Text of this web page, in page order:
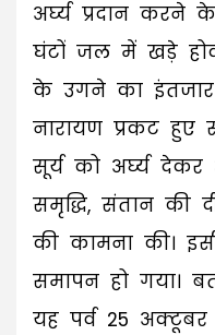
अर्घ्य प्रदान करने
घंटों जल में खड़े
के उगने का
नारायण प्रकट हुए
सूर्य को अर्घ्य
समृद्धि, संतान की
की कामना की।
समापन हो गया।
यह पर्व 25